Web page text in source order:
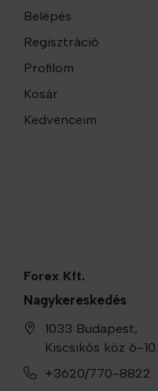
Belépés
Regisztráció
Profilom
Kosár
Kedvenceim
Forex Kft.
Nagykereskedés
1033 Budapest,
Kiscsikós köz 6-10.
+3620/770-8822